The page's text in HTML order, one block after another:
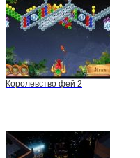
Королевство фей 2